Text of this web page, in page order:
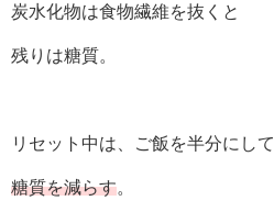
炭水化物は食物繊維を抜くと
残りは糖質。
リセット中は、ご飯を半分にして
糖質を減らす